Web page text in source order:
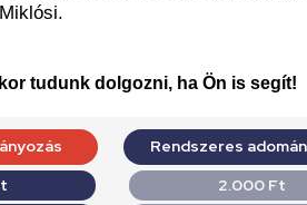
tudunk dolgozni, ha Ön is segít!